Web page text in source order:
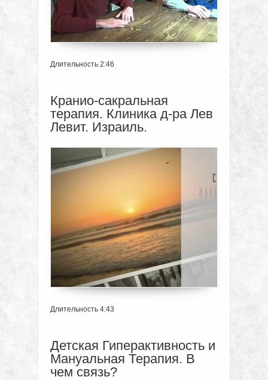
Длительность 2:46
Кранио-сакральная
терапия. Клиника д-ра Лев
Левит. Израиль.
Длительность 4:43
Детская Гиперактивность и
Мануальная Терапия. В
чем связь?